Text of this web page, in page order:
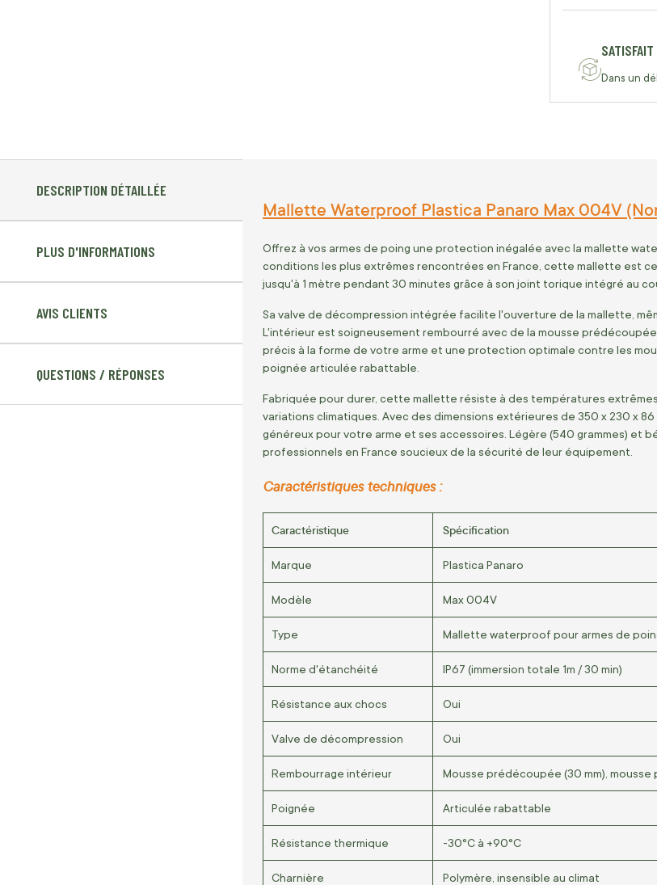
Dans un
DESCRIPTION DÉTAILLÉE
PLUS D'INFORMATIONS
AVIS CLIENTS
QUESTIONS / RÉPONSES
Mallette Waterproof Plastica Panaro Max 004V
Offrez à vos armes de poing une protection inégalée avec la mallette
conditions les plus extrêmes rencontrées en France, cette mallette est
jusqu'à 1 mètre pendant 30 minutes grâce à son joint torique intégré au
Sa valve de décompression intégrée facilite l'ouverture de la mallette,
L'intérieur est soigneusement rembourré avec de la mousse
précis à la forme de votre arme et une protection optimale contre les
poignée articulée rabattable.
Fabriquée pour durer, cette mallette résiste à des températures
variations climatiques. Avec des dimensions extérieures de 350 x 230 x
généreux pour votre arme et ses accessoires. Légère (540 grammes) et
professionnels en France soucieux de la sécurité de leur équipement.
Caractéristiques techniques :
Caractéristique Spécification
Marque Plastica Panaro
Modèle Max 004V
Type Mallette waterproof pour armes de
Norme d'étanchéité IP67 (immersion totale 1m / 30 min)
Résistance aux chocs Oui
Valve de décompression Oui
Rembourrage intérieur Mousse prédécoupée (30 mm), mousse
Poignée Articulée rabattable
Résistance thermique -30°C à +90°C
Charnière Polymère, insensible au climat